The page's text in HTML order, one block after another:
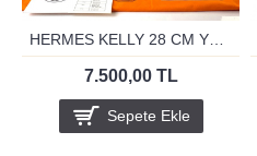
7.500,00 TL
Sepete Ekle